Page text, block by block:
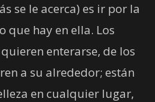
se le acerca) es ir por la
que hay en ella. Los
enterarse, de los
a su alrededor; están
en cualquier lugar,